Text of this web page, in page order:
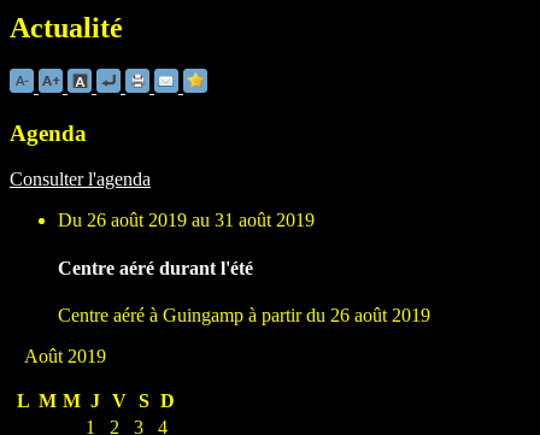
Actualité
Agenda
Consulter l'agenda
Du 26 août 2019 au 31 août 2019
Centre aéré durant l'été
Centre aéré à Guingamp à partir du 26 août 2019
Août 2019
L M M J V S D
1
2 3
4